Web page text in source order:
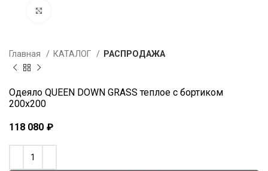
Главная КАТАЛОГ РАСПРОДАЖА
Одеяло QUEEN DOWN GRASS теплое с бортиком
200х200
118 080 ₽